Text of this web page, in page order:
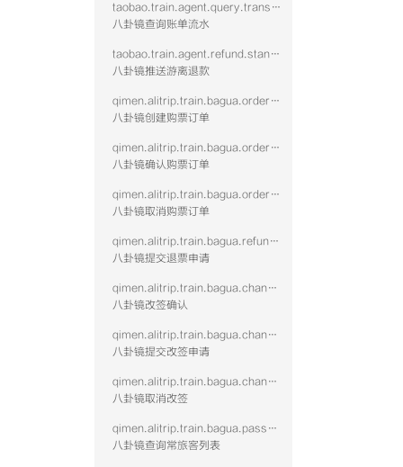
taobao.train.agent.query.transaction.vtwo
八卦镜查询账单流水
taobao.train.agent.refund.standalone.vtwo
八卦镜推送游离退款
qimen.alitrip.train.bagua.order.create
八卦镜创建购票订单
qimen.alitrip.train.bagua.order.confirm
八卦镜确认购票订单
qimen.alitrip.train.bagua.order.cancel
八卦镜取消购票订单
qimen.alitrip.train.bagua.refund.submit
八卦镜提交退票申请
qimen.alitrip.train.bagua.change.confirm
八卦镜改签确认
qimen.alitrip.train.bagua.change.submit
八卦镜提交改签申请
qimen.alitrip.train.bagua.change.cancel
八卦镜取消改签
qimen.alitrip.train.bagua.passenger.query
八卦镜查询常旅客列表